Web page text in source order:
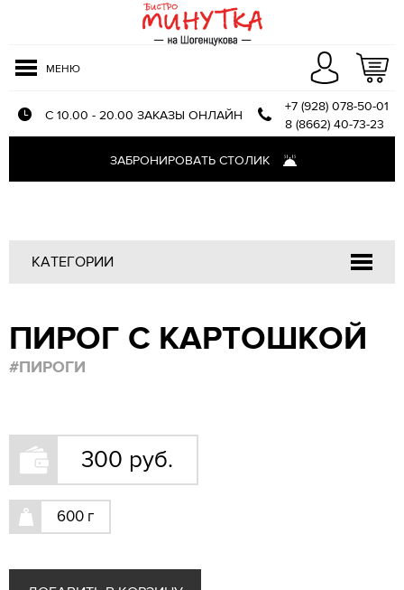
МЕНЮ
С 10.00 - 20.00 ЗАКАЗЫ ОНЛАЙН
+7 (928) 078-50-01
8 (8662) 40-73-23
ЗАБРОНИРОВАТЬ СТОЛИК
КАТЕГОРИИ
Закуски
Салаты
Первые блюда
Рыба
Пироги
Гарниры
ПИРОГ С КАРТОШКОЙ
#ПИРОГИ
300 руб.
600 г